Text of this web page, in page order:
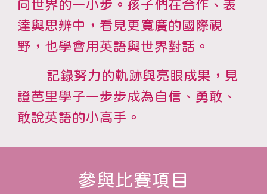
向世界的一小步。孩子們在合作、表
達與思辨中，看見更寬廣的國際視
野，也學會用英語與世界對話。
記錄努力的軌跡與亮眼成果，見
證芭里學子一步步成為自信、勇敢、
敢說英語的小高手。
參與比賽項目